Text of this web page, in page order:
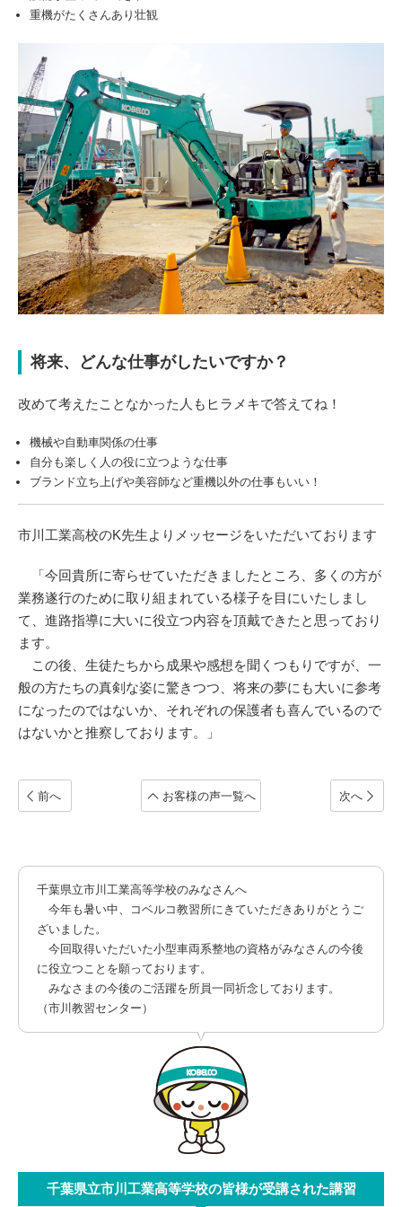
重機がたくさんあり壮観
将来、どんな仕事がしたいですか？
改めて考えたことなかった人もヒラメキで答えてね！
機械や自動車関係の仕事
自分も楽しく人の役に立つような仕事
ブランド立ち上げや美容師など重機以外の仕事もいい！
市川工業高校のK先生よりメッセージをいただいております
「今回貴所に寄らせていただきましたところ、多くの方が
業務遂行のために取り組まれている様子を目にいたしまし
て、進路指導に大いに役立つ内容を頂戴できたと思っており
ます。
この後、生徒たちから成果や感想を聞くつもりですが、一
般の方たちの真剣な姿に驚きつつ、将来の夢にも大いに参考
になったのではないか、それぞれの保護者も喜んでいるので
はないかと推察しております。」
前へ お客様の声一覧へ 次へ
千葉県立市川工業高等学校のみなさんへ
今年も暑い中、コベルコ教習所にきていただきありがとうご
ざいました。
今回取得いただいた小型車両系整地の資格がみなさんの今後
に役立つことを願っております。
みなさまの今後のご活躍を所員一同祈念しております。
（市川教習センター）
千葉県立市川工業高等学校の皆様が受講された講習